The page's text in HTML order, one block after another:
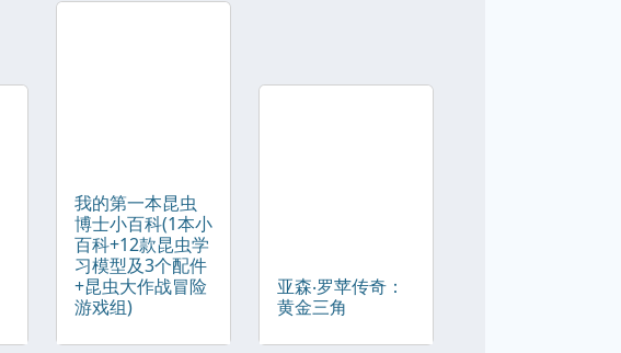
我的第一本昆虫
博士小百科(1本小
百科+12款昆虫学
习模型及3个配件
+昆虫大作战冒险
游戏组)
亚森‧罗苹传奇：
黄金三角